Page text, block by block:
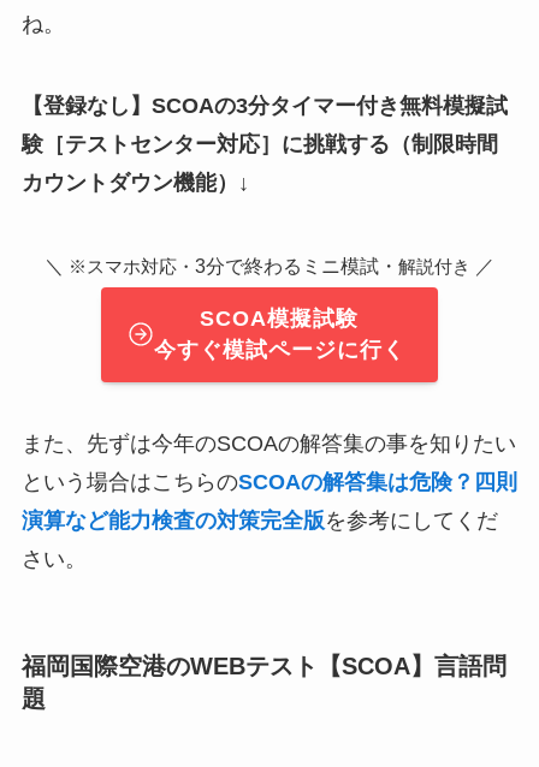
ね。
【登録なし】SCOAの3分タイマー付き無料模擬試
験［テストセンター対応］ に挑戦する（制限時間
カウントダウン機能）↓
＼ ※スマホ対応・ 3分で終わるミニ模試・ 解説付き ／
SCOA模擬試験
今すぐ模試ページに行く
また、先ずは今年のSCOAの解答集の事を知りたい
という場合はこちらのSCOAの解答集は危険？四則
演算など能力検査の対策完全版を参考にしてくだ
さい。
福岡国際空港のWEBテスト【SCOA】言語問
題